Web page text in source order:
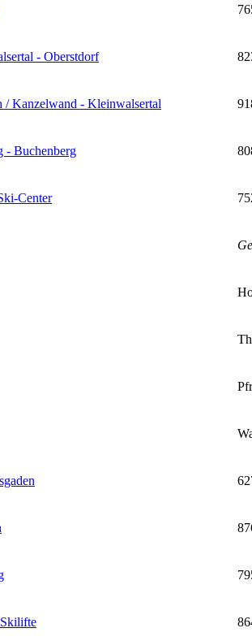
- Oberstdorf
/ Kanzelwand - Kleinwalsertal
- Buchenberg
Center